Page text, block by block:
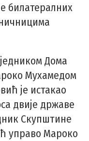
билатералних
Дома
Мухамедом
је истакао
двије државе
Скупштине
управо Мароко